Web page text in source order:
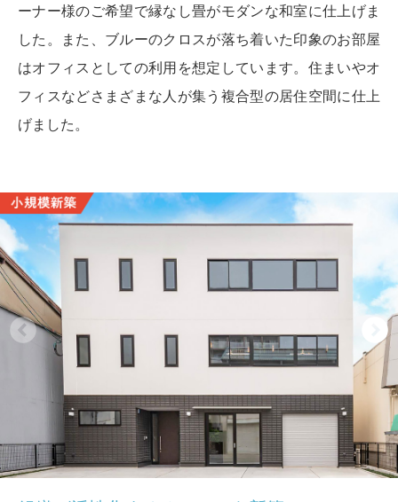
ーナー様のご希望で縁なし畳がモダンな和室に仕上げま
した。また、ブルーのクロスが落ち着いた印象のお部屋
はオフィスとしての利用を想定しています。住まいやオ
フィスなどさまざまな人が集う複合型の居住空間に仕上
げました。